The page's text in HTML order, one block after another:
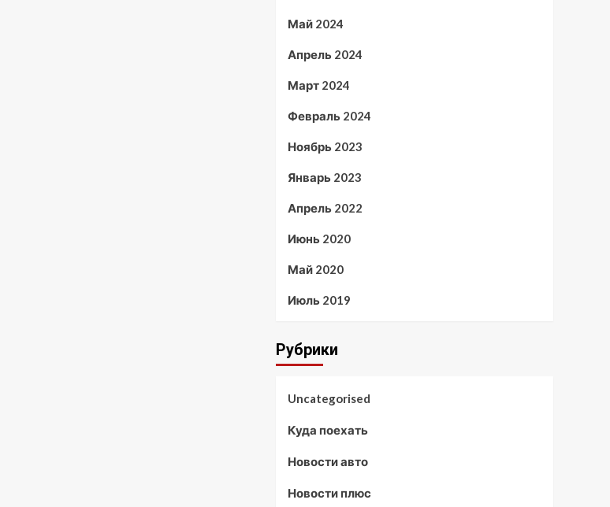
Май 2024
Апрель 2024
Март 2024
Февраль 2024
Ноябрь 2023
Январь 2023
Апрель 2022
Июнь 2020
Май 2020
Июль 2019
Рубрики
Uncategorised
Куда поехать
Новости авто
Новости плюс